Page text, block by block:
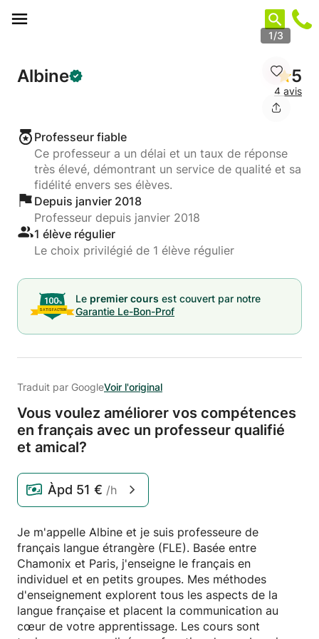
1/3
Albine 5
4 avis
Professeur fiable
Ce professeur a un délai et un taux de réponse
très élevé, démontrant un service de qualité et sa
fidélité envers ses élèves.
Depuis janvier 2018
Professeur depuis janvier 2018
1 élève régulier
Le choix privilégié de 1 élève régulier
Le premier cours est couvert par notre
Garantie Le-Bon-Prof
Traduit par GoogleVoir l'original
Vous voulez améliorer vos compétences
en français avec un professeur qualifié
et amical?
Àpd 51 € /h
Je m'appelle Albine et je suis professeure de
français langue étrangère (FLE). Basée entre
Chamonix et Paris, j'enseigne le français en
individuel et en petits groupes. Mes méthodes
d'enseignement explorent tous les aspects de la
langue française et placent la communication au
cœur de votre apprentissage. Les cours sont